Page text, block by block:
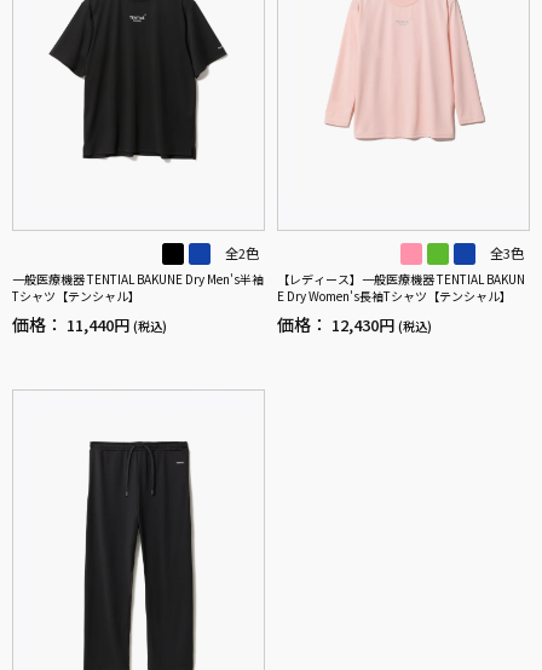
全2色
一般医療機器 TENTIAL BAKUNE Dry Men's半袖
Tシャツ【テンシャル】
価格： 11,440円 (税込)
全3色
【レディース】一般医療機器 TENTIAL BAKUN
E Dry Women's長袖Tシャツ【テンシャル】
価格： 12,430円 (税込)